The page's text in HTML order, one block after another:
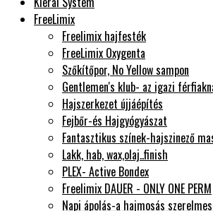
FreeLimix
Freelimix hajfesték
FreeLimix Oxygenta
Szőkítőpor, No Yellow sampon
Gentlemen's klub- az igazi
Hajszerkezet újjáépítés
Fejbőr-és Hajgyógyászat
Fantasztikus színek-hajszinező
Lakk, hab, wax,olaj..finish
PLEX- Active Bondex
Freelimix DAUER - ONLY ONE PERM
Napi ápolás-a hajmosás